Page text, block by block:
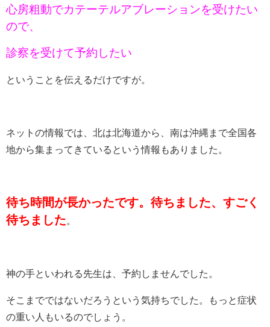
心房粗動でカテーテルアブレーションを受けたい
ので、
診察を受けて予約したい
ということを伝えるだけですが。
ネットの情報では、北は北海道から、南は沖縄まで全国各
地から集まってきているという情報もありました。
待ち時間が長かったです。待ちました、すごく
待ちました
神の手といわれる先生は、予約しませんでした。
そこまでではないだろうという気持ちでした。もっと症状
の重い人もいるのでしょう。